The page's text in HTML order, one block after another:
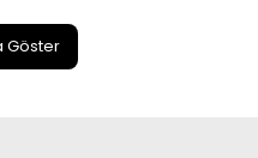
Göster